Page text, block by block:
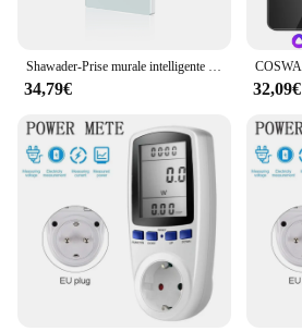
34,79€ 32,09€